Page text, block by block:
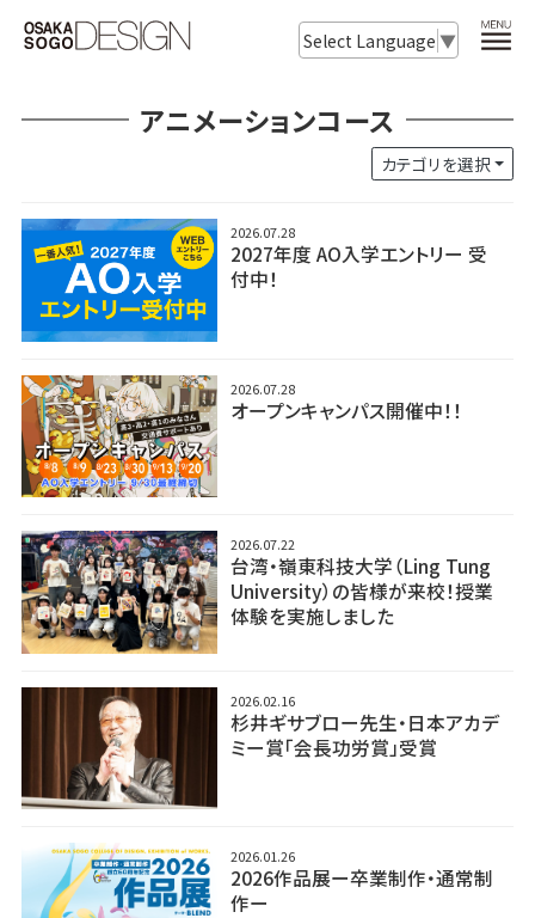
Select Language ▼
アニメーションコース
カテゴリを選択
2026.07.28
2027年度 AO入学エントリー 受
付中！
2026.07.28
オープンキャンパス開催中！！
2026.07.22
台湾・嶺東科技大学（Ling Tung
University）の皆様が来校！授業
体験を実施しました
2026.02.16
杉井ギサブロー先生・日本アカデ
ミー賞「会長功労賞」受賞
2026.01.26
2026作品展ー卒業制作・通常制
作ー